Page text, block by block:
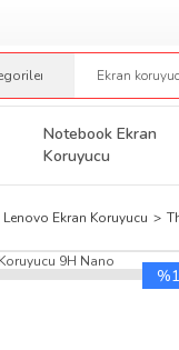
Notebook Ekran
Koruyucu
Lenovo Ekran Koruyucu